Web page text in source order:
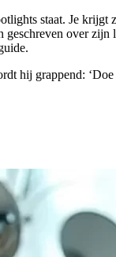
staat. Je
over
hij grappend: